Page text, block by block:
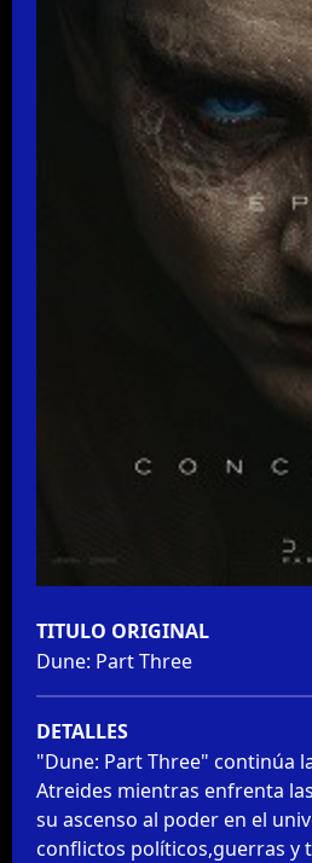
TITULO ORIGINAL
Dune: Part Three
DETALLES
"Dune: Part Three" continúa
Atreides mientras enfrenta
su ascenso al poder en el
conflictos políticos,guerras y